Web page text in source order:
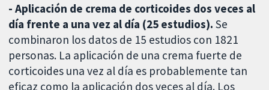
- Aplicación de crema de corticoides dos veces al
día frente a una vez al día (25 estudios). Se
combinaron los datos de 15 estudios con 1821
personas. La aplicación de una crema fuerte de
corticoides una vez al día es probablemente tan
eficaz como la aplicación dos veces al día. Los